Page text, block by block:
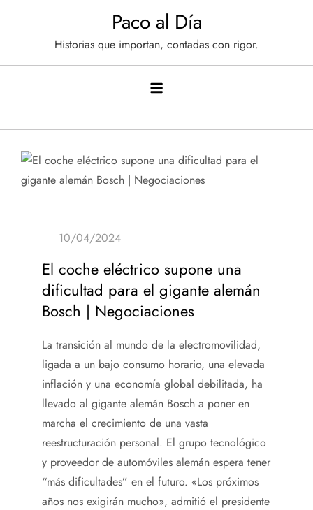
Paco al Día
Historias que importan, contadas con rigor.
El coche eléctrico supone una
dificultad para el gigante alemán
Bosch | Negociaciones
La transición al mundo de la electromovilidad,
ligada a un bajo consumo horario, una elevada
inflación y una economía global debilitada, ha
llevado al gigante alemán Bosch a poner en
marcha el crecimiento de una vasta
reestructuración personal. El grupo tecnológico
y proveedor de automóviles alemán espera tener
“más dificultades” en el futuro. «Los próximos
años nos exigirán mucho», admitió el presidente